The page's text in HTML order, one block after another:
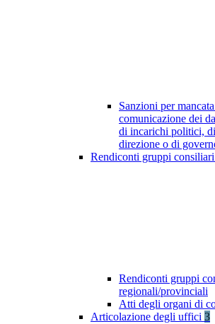
Sanzioni per
comunicazione dei
di incarichi politici,
direzione o di
Rendiconti gruppi
Rendiconti gruppi
regionali/provinciali
Atti degli organi di
Articolazione degli uffici 3